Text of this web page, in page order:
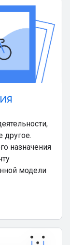
другое.
назначения
модели